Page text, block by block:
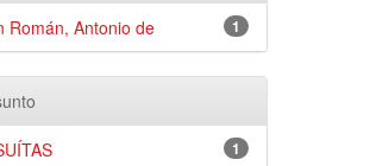
1
Román, Antonio de
1